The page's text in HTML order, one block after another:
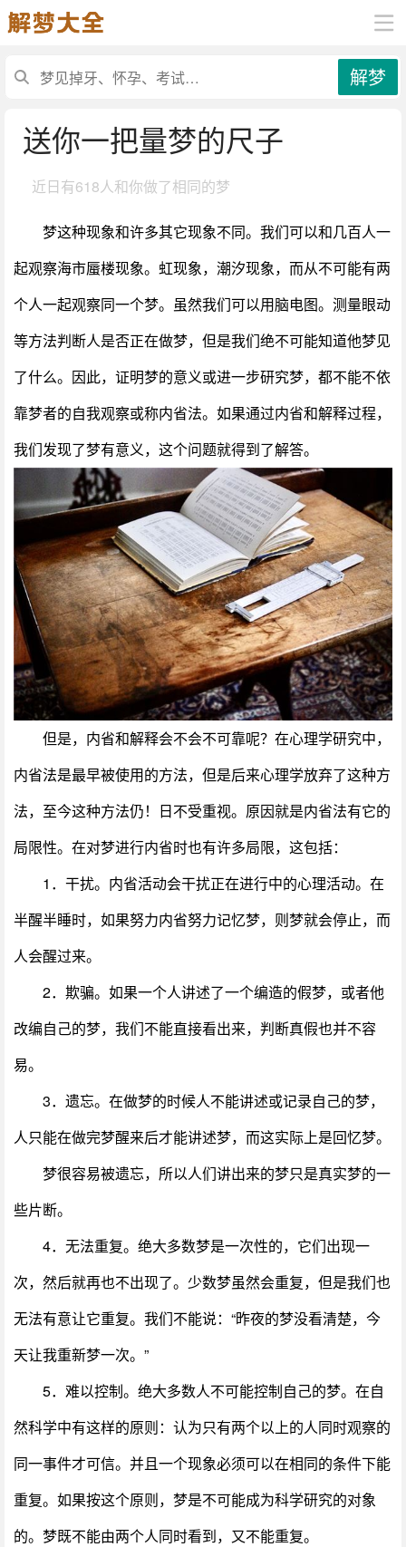
解梦
送你一把量梦的尺子
近日有618人和你做了相同的梦
梦这种现象和许多其它现象不同。我们可以和几百人一
起观察海市蜃楼现象。虹现象，潮汐现象，而从不可能有两
个人一起观察同一个梦。虽然我们可以用脑电图。测量眼动
等方法判断人是否正在做梦，但是我们绝不可能知道他梦见
了什么。因此，证明梦的意义或进一步研究梦，都不能不依
靠梦者的自我观察或称内省法。如果通过内省和解释过程，
我们发现了梦有意义，这个问题就得到了解答。
但是，内省和解释会不会不可靠呢？在心理学研究中，
内省法是最早被使用的方法，但是后来心理学放弃了这种方
法，至今这种方法仍！日不受重视。原因就是内省法有它的
局限性。在对梦进行内省时也有许多局限，这包括：
1．干扰。内省活动会干扰正在进行中的心理活动。在
半醒半睡时，如果努力内省努力记忆梦，则梦就会停止，而
人会醒过来。
2．欺骗。如果一个人讲述了一个编造的假梦，或者他
改编自己的梦，我们不能直接看出来，判断真假也并不容
易。
3．遗忘。在做梦的时候人不能讲述或记录自己的梦，
人只能在做完梦醒来后才能讲述梦，而这实际上是回忆梦。
梦很容易被遗忘，所以人们讲出来的梦只是真实梦的一
些片断。
4．无法重复。绝大多数梦是一次性的，它们出现一
次，然后就再也不出现了。少数梦虽然会重复，但是我们也
无法有意让它重复。我们不能说：“昨夜的梦没看清楚，今
天让我重新梦一次。”
5．难以控制。绝大多数人不可能控制自己的梦。在自
然科学中有这样的原则：认为只有两个以上的人同时观察的
同一事件才可信。并且一个现象必须可以在相同的条件下能
重复。如果按这个原则，梦是不可能成为科学研究的对象
的。梦既不能由两个人同时看到，又不能重复。